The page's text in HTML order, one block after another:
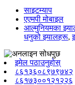
साइटम्याप
एएमपी मोबाइल
आल्मुनियमका
धनुको झ्यालहरू,
इमेल पठाउनुहोस्
८६१३६०८९७९७४२
८६१७३००१२१२२६